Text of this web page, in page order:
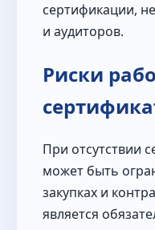
сертификации,
и аудиторов.
Риски
При отсутствии
может быть
закупках и
является